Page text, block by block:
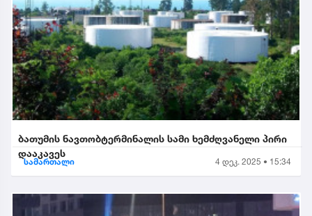
ბათუმის ნავთობტერმინალის სამი ხემძღვანელი პირი
დააკავეს
სამართალი 4 დეკ. 2025 • 15:34